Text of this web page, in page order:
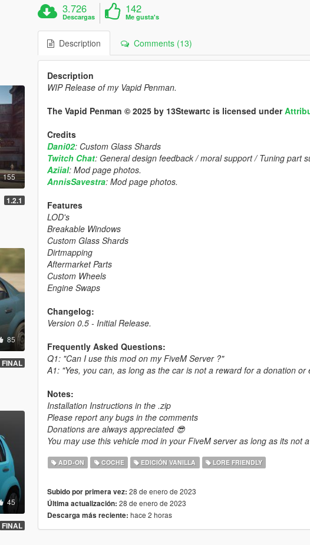
155
1.2.1
85
FINAL
45
FINAL
3.726
Descargas
142
Me gusta's
Description Comments (13)
Description
WIP Release of my Vapid Penman.
The Vapid Penman © 2025 by 13Stewartc is licensed under
Credits
Dani02: Custom Glass Shards
Twitch Chat: General design feedback / moral support / Tuning part
Aziial: Mod page photos.
AnnisSavestra: Mod page photos.
Features
LOD's
Breakable Windows
Custom Glass Shards
Dirtmapping
Aftermarket Parts
Custom Wheels
Engine Swaps
Changelog:
Version 0.5 - Initial Release.
Frequently Asked Questions:
Q1: "Can I use this mod on my FiveM Server ?"
A1: "Yes, you can, as long as the car is not a reward for a donation
Notes:
Installation Instructions in the .zip
Please report any bugs in the comments
Donations are always appreciated 😎
You may use this vehicle mod in your FiveM server as long as its not
ADD-ON COCHE EDICIÓN VANILLA LORE FRIENDLY
Subido por primera vez: 28 de enero de 2023
Última actualización: 28 de enero de 2023
Descarga más reciente: hace 2 horas